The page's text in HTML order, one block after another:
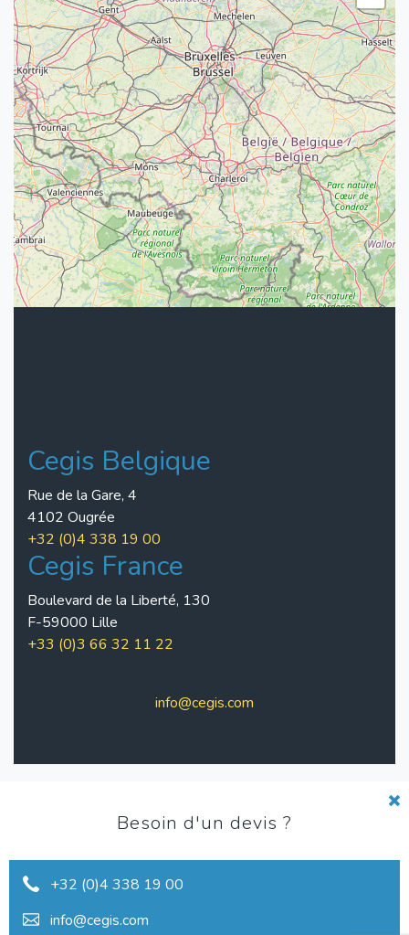
Cegis Belgique
Rue de la Gare, 4
4102 Ougrée
+32 (0)4 338 19 00
Cegis France
Boulevard de la Liberté, 130
F-59000 Lille
+33 (0)3 66 32 11 22
info@cegis.com
de
page
Charte de qualité
Vie privée
Réclamations
Besoin d'un devis ?
+32 (0)4 338 19 00
info@cegis.com